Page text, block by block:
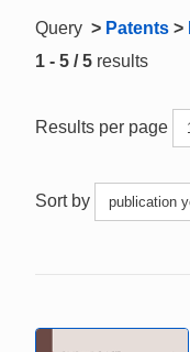
Query > Patents >
1 - 5 / 5 results
Results per page
Sort by